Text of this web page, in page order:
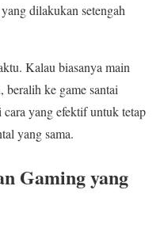
dilakukan setengah
Kalau biasanya main
ke game santai
yang efektif untuk tetap
yang sama.
Gaming yang